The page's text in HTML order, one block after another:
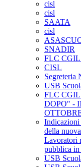
cisl
cisl
SAATA
cisl
SNADIR
FLC
CISL
Segreteria
USB
FLC
DOPO" -
Indicazioni
della
Lavoratori
pubblica
USB